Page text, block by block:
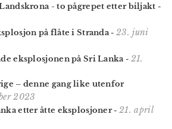
- to pågrepet etter biljakt -
på flåte i Stranda -23. juni
eksplosjonen på Sri Lanka - 21.
– denne gang like utenfor
2023
etter åtte eksplosjoner-21. april